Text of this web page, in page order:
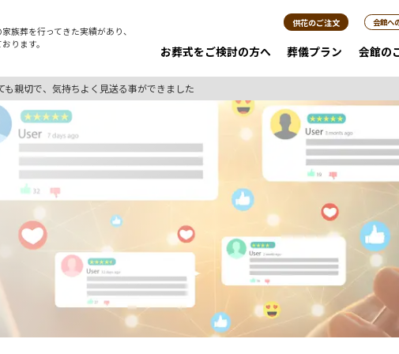
家族葬を行ってきた実績があり、
ります。
供花のご注文 会館へ
お葬式をご検討の方へ 葬儀プラン 会館の
も親切で、気持ちよく見送る事ができました